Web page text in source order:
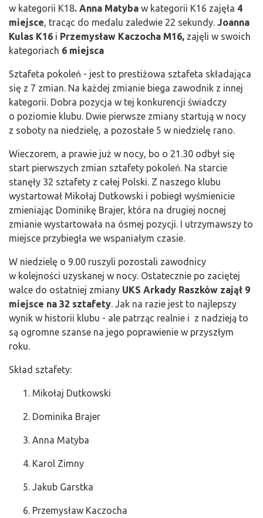
w kategorii K18. Anna Matyba w kategorii K16 zajęła 4
miejsce, tracąc do medalu zaledwie 22 sekundy. Joanna
Kulas K16 i Przemysław Kaczocha M16, zajęli w swoich
kategoriach 6 miejsca
Sztafeta pokoleń - jest to prestiżowa sztafeta składająca
się z 7 zmian. Na każdej zmianie biega zawodnik z innej
kategorii. Dobra pozycja w tej konkurencji świadczy
o poziomie klubu. Dwie pierwsze zmiany startują w nocy
z soboty na niedzielę, a pozostałe 5 w niedzielę rano.
Wieczorem, a prawie już w nocy, bo o 21.30 odbył się
start pierwszych zmian sztafety pokoleń. Na starcie
stanęły 32 sztafety z całej Polski. Z naszego klubu
wystartował Mikołaj Dutkowski i pobiegł wyśmienicie
zmieniając Dominikę Brajer, która na drugiej nocnej
zmianie wystartowała na ósmej pozycji. I utrzymawszy to
miejsce przybiegła we wspaniałym czasie.
W niedzielę o 9.00 ruszyli pozostali zawodnicy
w kolejności uzyskanej w nocy. Ostatecznie po zaciętej
walce do ostatniej zmiany UKS Arkady Raszków zajął 9
miejsce na 32 sztafety. Jak na razie jest to najlepszy
wynik w historii klubu - ale patrząc realnie i z nadzieją to
są ogromne szanse na jego poprawienie w przyszłym
roku.
Skład sztafety:
Mikołaj Dutkowski
Dominika Brajer
Anna Matyba
Karol Zimny
Jakub Garstka
Przemysław Kaczocha